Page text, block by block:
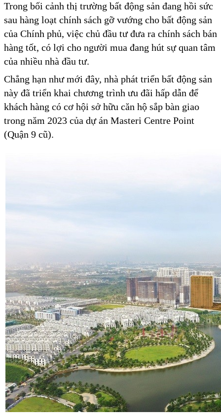
Trong bối cảnh thị trường bất động sản đang hồi sức
sau hàng loạt chính sách gỡ vướng cho bất động sản
của Chính phủ, việc chủ đầu tư đưa ra chính sách bán
hàng tốt, có lợi cho người mua đang hút sự quan tâm
của nhiều nhà đầu tư.
Chẳng hạn như mới đây, nhà phát triển bất động sản
này đã triển khai chương trình ưu đãi hấp dẫn để
khách hàng có cơ hội sở hữu căn hộ sắp bàn giao
trong năm 2023 của dự án Masteri Centre Point
(Quận 9 cũ).